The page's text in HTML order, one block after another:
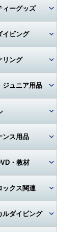
材セット
ーフバッグ
ッグ
リー・パーツ・
け
ク
ード
ック
・オクトパスホ
水中通話装置
ォッチ）
の他
切り替えタイ
ー・パーツ
ト
アクセサリー・
ィーグッズ
ナルブイ
スティックラ
その他
イビング
グコンピュータ
その他
リング
ケル
・グローブ
の他
ジュニア用品
・ラッシュ
サリー
ンス用品
・教材
ックス関連
ルダイビング